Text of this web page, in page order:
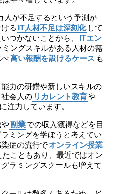
人が不足するという予測が
る IT人材不足は深刻化 して
つかないことから、
ITエン
ミングスキルがある人材の需
べ高い報酬を設けるケース も
力の研鑽や新しいスキルの
会人の リカレント教育や
注力しています。
や副業での収入獲得などを目
ミングを学ぼうと考えてい
症の流行でオンライン授業
たこともあり、最近ではオン
ラミングスクールも増えて